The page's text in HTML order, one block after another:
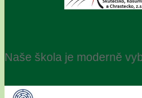
Naše škola je moderně